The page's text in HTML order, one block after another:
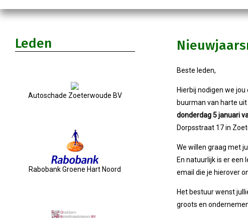
Beste leden,
Hierbij nodigen we
buurman van harte
donderdag 5 januari
Dorpsstraat 17 in
We willen graag met
En natuurlijk is er een
email die je hierover
Het bestuur wenst
groots en
Leden
Autoschade Zoeterwoude BV
Rabobank Groene Hart Noord